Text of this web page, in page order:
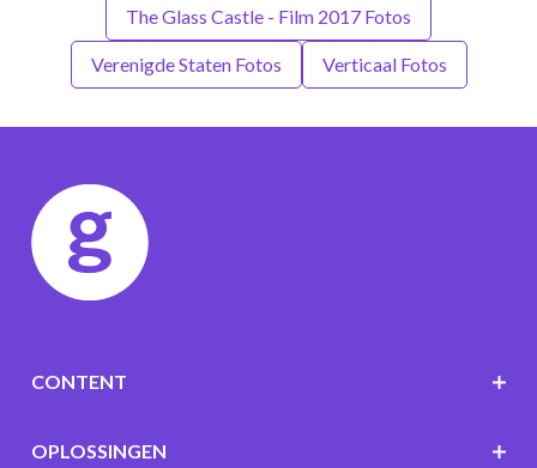
The Glass Castle - Film 2017 Fotos
Verenigde Staten Fotos Verticaal Fotos
CONTENT
OPLOSSINGEN